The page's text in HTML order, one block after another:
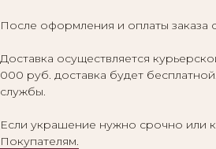
После оформления и оплаты заказа
Доставка осуществляется
000 руб. доставка будет
службы.
Если украшение нужно срочно или
Покупателям.